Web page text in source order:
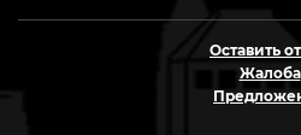
Оставить
Жалоба